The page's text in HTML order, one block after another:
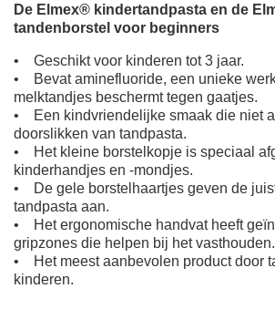
De Elmex® kindertandpasta en de
tandenborstel voor beginners
• Geschikt voor kinderen tot 3 jaar.
• Bevat aminefluoride, een unieke
melktandjes beschermt tegen gaatjes.
• Een kindvriendelijke smaak die niet
doorslikken van tandpasta.
• Het kleine borstelkopje is speciaal
kinderhandjes en -mondjes.
• De gele borstelhaartjes geven de
tandpasta aan.
• Het ergonomische handvat heeft
gripzones die helpen bij het vasthouden.
• Het meest aanbevolen product door
kinderen.